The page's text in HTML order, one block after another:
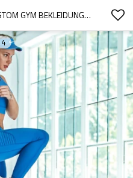
FENGCAI FRAUEN OEM CUSTOM GYM BEKLEIDUNGSUNTERNEHMEN
4